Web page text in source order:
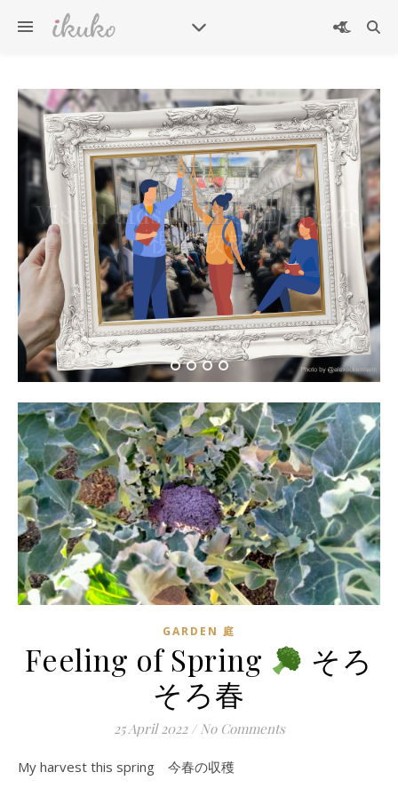
英検準2級プラス二次試験練
習用問題カード – Eiken
Grade Pre-2 plus Interview
Practice Question Card
Visual aids in Life 🖼 身近な
視覚教材
GARDEN 庭
Feeling of Spring
そろ
そろ春
25 April 2022 / No Comments
My harvest this spring 今春の収穫